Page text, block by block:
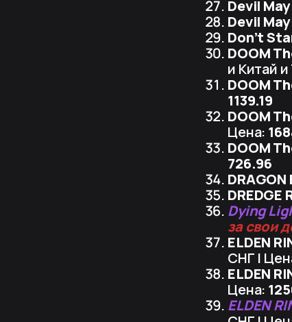
Devil
Devil
Don’t
DOOM
и Китай
DOOM
1139.19
DOOM
Цена:
DOOM
726.96
DRAGON
DREDGE
Dying
за свои
ELDEN
СНГ |
ELDEN
Цена:
ELDEN